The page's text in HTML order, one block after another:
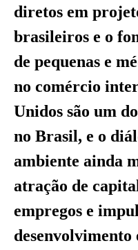
diretos em
brasileiros e o
de pequenas e
no comércio
Unidos são um
no Brasil, e o
ambiente ainda
atração de
empregos e
desenvolvimento